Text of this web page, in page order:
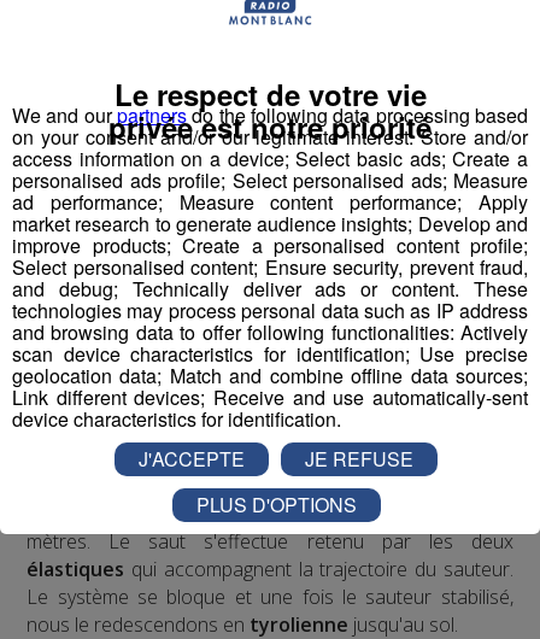
anglaise dusaut à l'élastique ("bungee" ou "bungy")
auquel s'ajoute le "ride" du mouvement et de la liberté,
avec au milieu le "J" de Jeff, son inventeur.
Écoutez l'interview de son créateur ⬇
mp3
Vous l'avez compris, leBun J Ridecombine les
techniques dusaut de tremplin, du saut à l'élastique
et de latyrolienne. Le sauteur est équipé à la taille d'un
harnais relié, de chaque côté, à deux
. Placé en haut du tremplinsur l'accessoire
d'envol de son choix, le sauteur effectue une prise d'élan
d'environ 30 mètres qui débouche sur un vide de 40
mètres. Le saut s'effectue retenu par les deux
élastiques qui accompagnent la trajectoire du sauteur.
Le système se bloque et une fois le sauteur stabilisé,
nous le redescendons en tyrolienne jusqu'au sol.
We and ourpartnersdo the following data processing based
on your consent and/or our legitimate interest: Store and/or
access information on a device; Select basic ads; Create a
personalised ads profile; Select personalised ads; Measure
ad performance; Measure content performance; Apply
market research to generate audience insights; Develop and
improve products; Create a personalised content profile;
Select personalised content; Ensure security, prevent fraud,
and debug; Technically deliver ads or content. These
technologies may process personal data such as IP address
and browsing data to offer following functionalities: Actively
scan device characteristics for identification; Use precise
geolocation data; Match and combine offline data sources;
Link different devices; Receive and use automatically-sent
device characteristics for identification.
Le respect de votre vie
privée est notre priorité
J'ACCEPTE
JE REFUSE
PLUS D'OPTIONS